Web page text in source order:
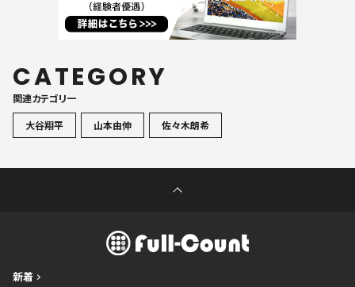
CATEGORY
関連カテゴリ一
大谷翔平
山本由伸 佐々木朗希
新着